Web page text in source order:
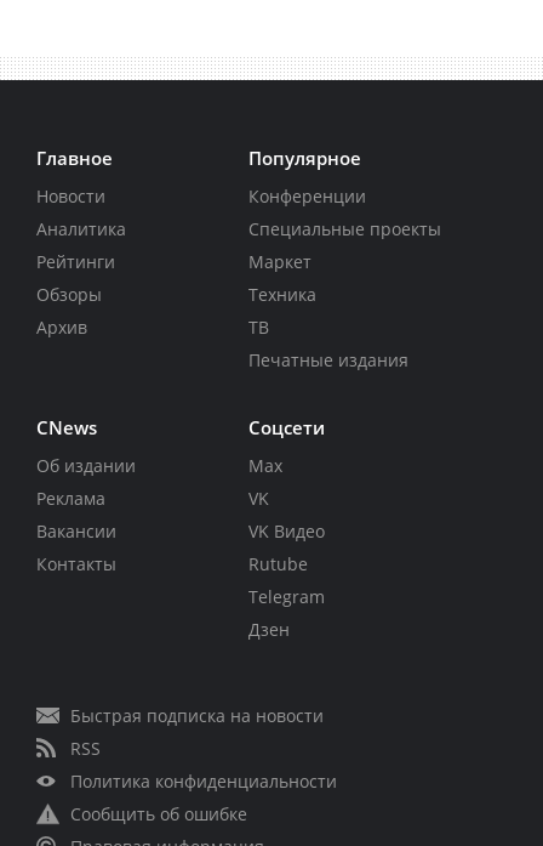
Главное
Новости
Аналитика
Рейтинги
Обзоры
Архив
Популярное
Конференции
Специальные проекты
Маркет
Техника
ТВ
Печатные издания
CNews
Об издании
Реклама
Вакансии
Контакты
Соцсети
Max
VK
VK Видео
Rutube
Telegram
Дзен
Быстрая подписка на новости
RSS
Политика конфиденциальности
Сообщить об ошибке